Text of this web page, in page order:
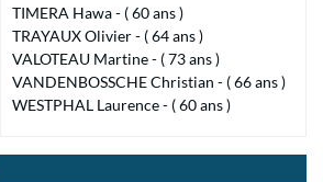
TIMERA Hawa - ( 60 ans )
TRAYAUX Olivier - ( 64 ans )
VALOTEAU Martine - ( 73 ans )
VANDENBOSSCHE Christian - ( 66 ans )
WESTPHAL Laurence - ( 60 ans )